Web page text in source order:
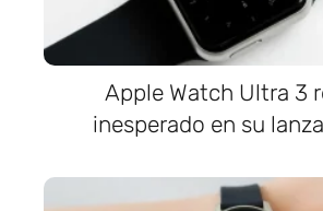
Apple Watch Ultra 3
inesperado en su